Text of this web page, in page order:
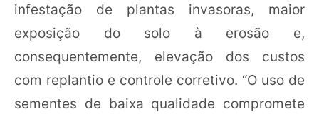
infestação de plantas invasoras, maior
exposição do solo à erosão e,
consequentemente, elevação dos custos
com replantio e controle corretivo. “O uso de
sementes de baixa qualidade compromete